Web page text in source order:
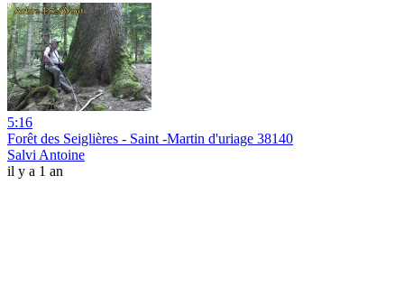
5:16
Forêt des Seiglières - Saint -Martin d'uriage 38140
Salvi Antoine
il y a 1 an